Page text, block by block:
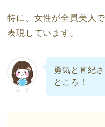
特に、女性が全員美人
表現しています。
シーア
勇気と直紀
ところ！